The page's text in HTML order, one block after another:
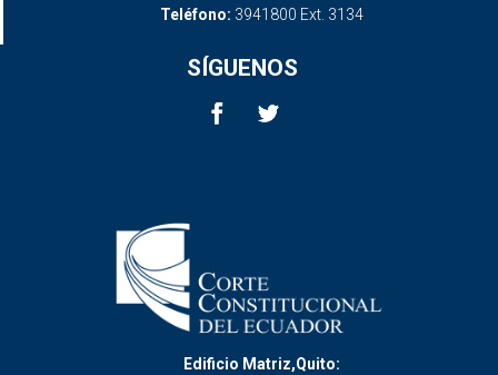
Teléfono: 3941800 Ext. 3134
SÍGUENOS
Edificio Matriz,Quito: